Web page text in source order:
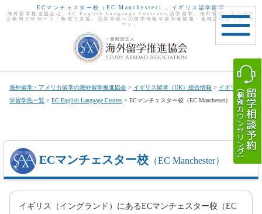
toggle
ECマンチェスター校（EC Manchester）。イギリス語学留学
海外留学推進協会は、EC English Language Centresへ語学留学。海外留学・英語留学
を無料でサポート・無償で支援。語学学校への留学情報や奨学金情報・各種説明会（セミナ
ー）。
海外留学・アメリカ留学の海外留学推進協会 > イギリス留学（UK）総合情報 > イギリス留
学留学先一覧 > EC English Language Centres > ECマンチェスター校（EC Manchester）
ECマンチェスター校 （EC Manchester）
イギリス（イングランド）にあるECマンチェスター校（EC